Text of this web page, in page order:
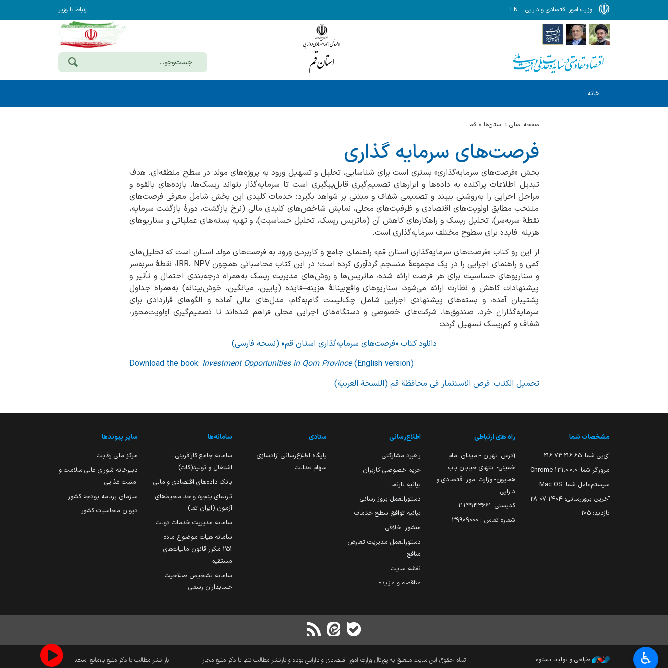
وزارت امور اقتصادی و دارایی EN ارتباط با وزیر
خانه
صفحه اصلی استان‌ها قم
فرصت‌های سرمایه گذاری
بخش «فرصت‌های سرمایه‌گذاری» بستری است برای شناسایی، تحلیل و تسهیل ورود به پروژه‌های مولد در سطح منطقه‌ای. هدف
تبدیل اطلاعات پراکنده به داده‌ها و ابزارهای تصمیم‌گیری قابل‌پیگیری است تا سرمایه‌گذار بتواند ریسک‌ها، بازده‌های بالقوه و
مراحل اجرایی را به‌روشنی ببیند و تصمیمی شفاف و مبتنی بر شواهد بگیرد؛ خدمات کلیدی این بخش شامل معرفی فرصت‌های
منتخب مطابق اولویت‌های اقتصادی و ظرفیت‌های محلی، نمایش شاخص‌های کلیدی مالی (نرخ بازگشت، دورهٔ بازگشت سرمایه،
نقطهٔ سربه‌سر)، تحلیل ریسک و راهکارهای کاهش آن (ماتریس ریسک، تحلیل حساسیت)، و تهیه بسته‌های عملیاتی و سناریوهای
هزینه–فایده برای سطوح مختلف سرمایه‌گذاری است.
از این رو کتاب «فرصت‌های سرمایه‌گذاری استان قم» راهنمای جامع و کاربردی ورود به فرصت‌های مولد استان است که تحلیل‌های
کمی و راهنمای اجرایی را در یک مجموعهٔ منسجم گردآوری کرده است؛ در این کتاب محاسباتی همچون IRR، NPV، نقطهٔ سربه‌سر
و سناریوهای حساسیت برای هر فرصت ارائه شده، ماتریس‌ها و روش‌های مدیریت ریسک به‌همراه درجه‌بندی احتمال و تأثیر و
پیشنهادات کاهش و نظارت ارائه می‌شود، سناریوهای واقع‌بینانهٔ هزینه–فایده (پایین، میانگین، خوش‌بینانه) به‌همراه جداول
پشتیبان آمده، و بسته‌های پیشنهادی اجرایی شامل چک‌لیست گام‌به‌گام، مدل‌های مالی آماده و الگوهای قراردادی برای
سرمایه‌گذاران خرد، صندوق‌ها، شرکت‌های خصوصی و دستگاه‌های اجرایی محلی فراهم شده‌اند تا تصمیم‌گیری اولویت‌محور،
شفاف و کم‌ریسک تسهیل گردد:
دانلود کتاب «فرصت‌های سرمایه‌گذاری استان قم» (نسخه فارسی)
Download the book: Investment Opportunities in Qom Province(English version)
تحمیل الکتاب: فرص الاستثمار فی محافظة قم (النسخة العربیة)
مشخصات شما
آی‌پی شما: 216.73.216.65
مرورگر شما: 131.0.0.0 Chrome
سیستم‌عامل شما: Mac OS
آخرین بروزرسانی: ۱۴۰۴-۰۷-۲۸
بازدید: 205
راه های ارتباطی
آدرس: تهران - میدان امام
خمینی- انتهای خیابان باب
همایون- وزارت امور اقتصادی و
دارایی
کدپستی: ۱۱۱۴۹۴۳۶۶۱
شماره تماس : 39909000
اطلاع‌رسانی
راهبرد مشارکتی
حریم خصوصی کاربران
بیانیه تارنما
دستورالعمل بروز رسانی
بیانیه توافق سطح خدمات
منشور اخلاقی
دستورالعمل مدیریت تعارض
منافع
نقشه سایت
مناقصه و مزایده
ستادی
پایگاه اطلاع‌رسانی آزادسازی
سهام عدالت
سامانه‌ها
سامانه جامع کارآفرینی ،
اشتغال و تولید(کات)
بانک داده‌های اقتصادی و مالی
تارنمای پنجره واحد محیط‌های
آزمون (ایران تما)
سامانه مدیریت خدمات دولت
سامانه هیات موضوع ماده
251 مکرر قانون مالیات‌های
مستقیم
سامانه تشخیص صلاحیت
حسابداران رسمی
سایر پیوندها
مرکز ملی رقابت
دبیرخانه شورای عالی سلامت و
امنیت غذایی
سازمان برنامه بودجه کشور
دیوان محاسبات کشور
طراحی و تولید: نستوه
تمام حقوق این سایت متعلق به پورتال وزارت امور اقتصادی و دارایی بوده و بازنشر مطالب تنها با ذکر منبع مجاز
باز نشر مطالب با ذکر منبع بلامانع است. ♿︎